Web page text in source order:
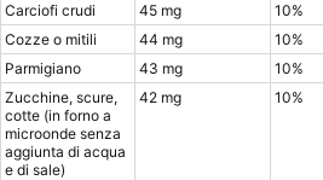
Carciofi crudi
45 mg 10%
Cozze o mitili
44 mg 10%
Parmigiano
43 mg 10%
Zucchine, scure,
cotte (in forno a
microonde senza
aggiunta di acqua
e di sale)
42 mg 10%